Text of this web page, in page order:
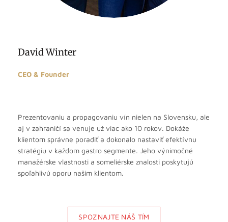
David Winter
CEO & Founder
Prezentovaniu a propagovaniu vín nielen na Slovensku, ale
aj v zahraničí sa venuje už viac ako 10 rokov. Dokáže
klientom správne poradiť a dokonalo nastaviť efektívnu
stratégiu v každom gastro segmente. Jeho výnimočné
manažérske vlastnosti a someliérske znalosti poskytujú
spoľahlivú oporu našim klientom.
SPOZNAJTE NÁŠ TÍM